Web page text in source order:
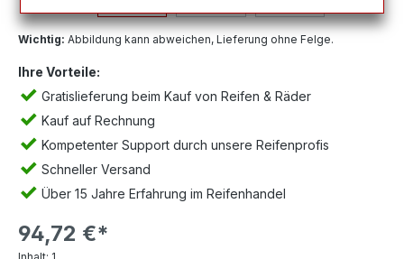
Wichtig: Abbildung kann abweichen, Lieferung ohne Felge.
Ihre Vorteile:
Gratislieferung beim Kauf von Reifen & Räder
Kauf auf Rechnung
Kompetenter Support durch unsere Reifenprofis
Schneller Versand
Über 15 Jahre Erfahrung im Reifenhandel
94,72 €*